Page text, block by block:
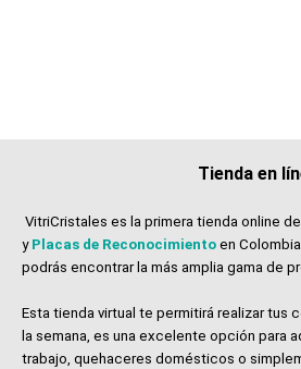
Tienda en
VitriCristales es la primera tienda online de
y Placas de Reconocimiento en
podrás encontrar la más amplia gama de
Esta tienda virtual te permitirá realizar tus
la semana, es una excelente opción para
trabajo, quehaceres domésticos o